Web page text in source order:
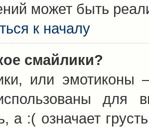
может быть
к началу
смайлики?
или эмотиконы
для
а :( означает